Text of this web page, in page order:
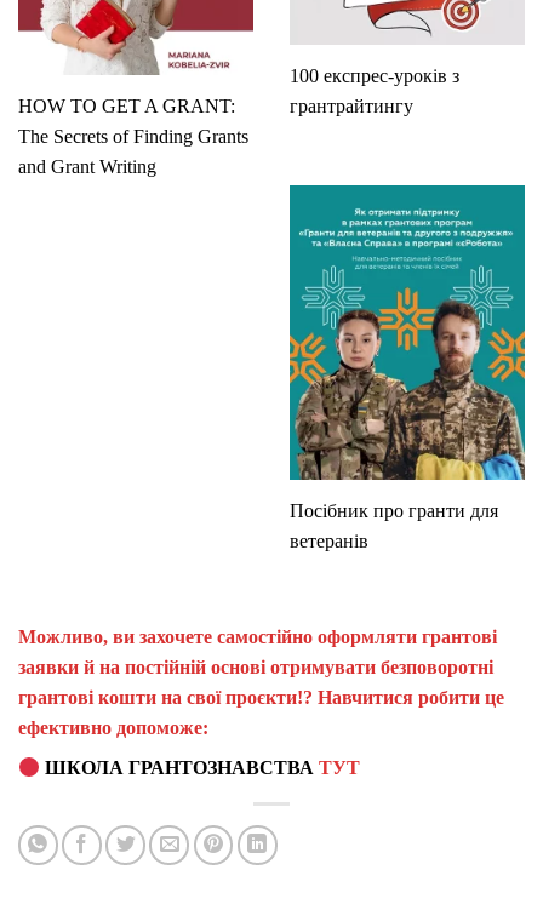
100 експрес-уроків з
грантрайтингу
HOW TO GET A GRANT:
The Secrets of Finding Grants
and Grant Writing
Посібник про гранти для
ветеранів
Можливо, ви захочете самостійно оформляти грантові
заявки й на постійній основі отримувати безповоротні
грантові кошти на свої проєкти!? Навчитися робити це
ефективно допоможе:
ШКОЛА ГРАНТОЗНАВСТВАТУТ